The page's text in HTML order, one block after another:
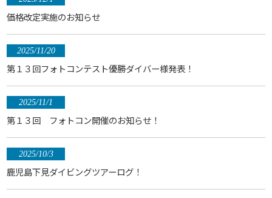
価格改定実施のお知らせ
2025/11/20
第１３回フォトコンテスト優勝ダイバー様発表！
2025/11/1
第１３回 フォトコン開催のお知らせ！
2025/10/3
鹿児島下見ダイビングツアーログ！